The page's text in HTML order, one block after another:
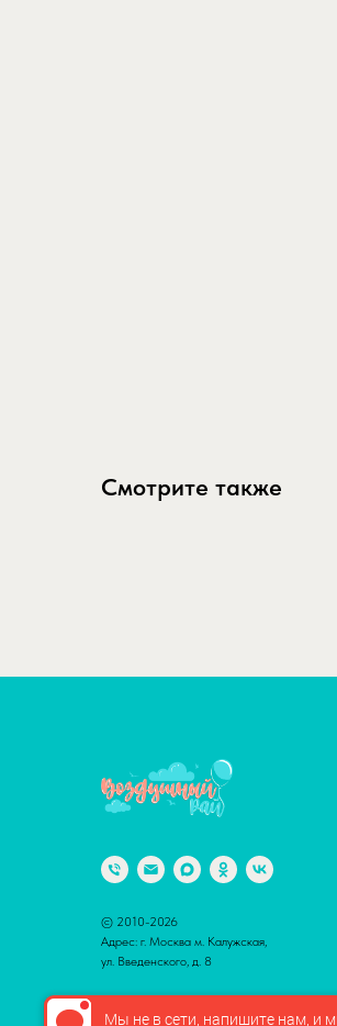
Смотрите также
© 2010-2026
Адрес: г. Москва м. Калужская,
ул. Введенского, д. 8
Мы не в сети, напишите нам, и